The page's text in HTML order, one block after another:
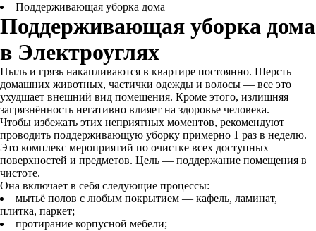
Поддерживающая уборка дома
Поддерживающая уборка дома
в Электроуглях
Пыль и грязь накапливаются в квартире постоянно. Шерсть
домашних животных, частички одежды и волосы — все это
ухудшает внешний вид помещения. Кроме этого, излишняя
загрязнённость негативно влияет на здоровье человека.
Чтобы избежать этих неприятных моментов, рекомендуют
проводить поддерживающую уборку примерно 1 раз в неделю.
Это комплекс мероприятий по очистке всех доступных
поверхностей и предметов. Цель — поддержание помещения в
чистоте.
Она включает в себя следующие процессы:
мытьё полов с любым покрытием — кафель, ламинат,
плитка, паркет;
протирание корпусной мебели;